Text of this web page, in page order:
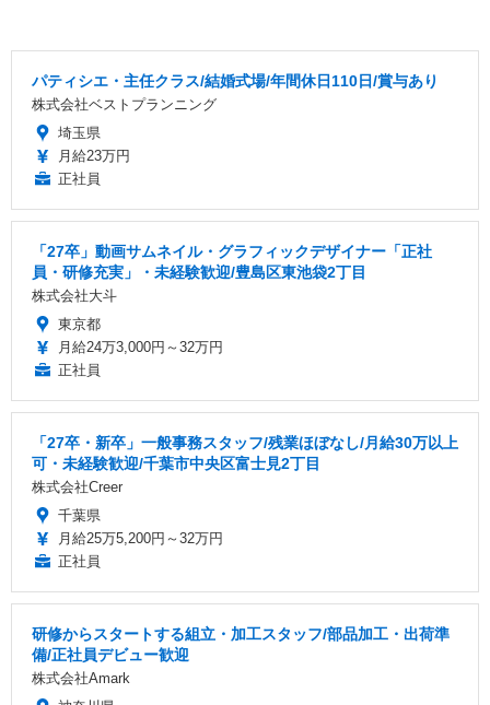
パティシエ・主任クラス/結婚式場/年間休日110日/賞与あり
株式会社ベストプランニング
埼玉県
月給23万円
正社員
「27卒」動画サムネイル・グラフィックデザイナー「正社
員・研修充実」・未経験歓迎/豊島区東池袋2丁目
株式会社大斗
東京都
月給24万3,000円～32万円
正社員
「27卒・新卒」一般事務スタッフ/残業ほぼなし/月給30万以上
可・未経験歓迎/千葉市中央区富士見2丁目
株式会社Creer
千葉県
月給25万5,200円～32万円
正社員
研修からスタートする組立・加工スタッフ/部品加工・出荷準
備/正社員デビュー歓迎
株式会社Amark